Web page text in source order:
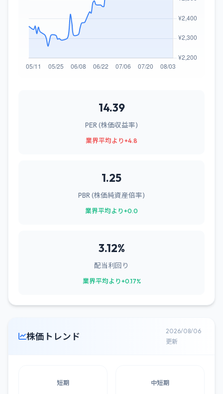
14.39
PER (株価収益率)
業界平均より+4.8
1.25
PBR (株価純資産倍率)
業界平均より+0.0
3.12%
配当利回り
業界平均より+0.17%
株価トレンド
2026/08/06
更新
短期 中短期